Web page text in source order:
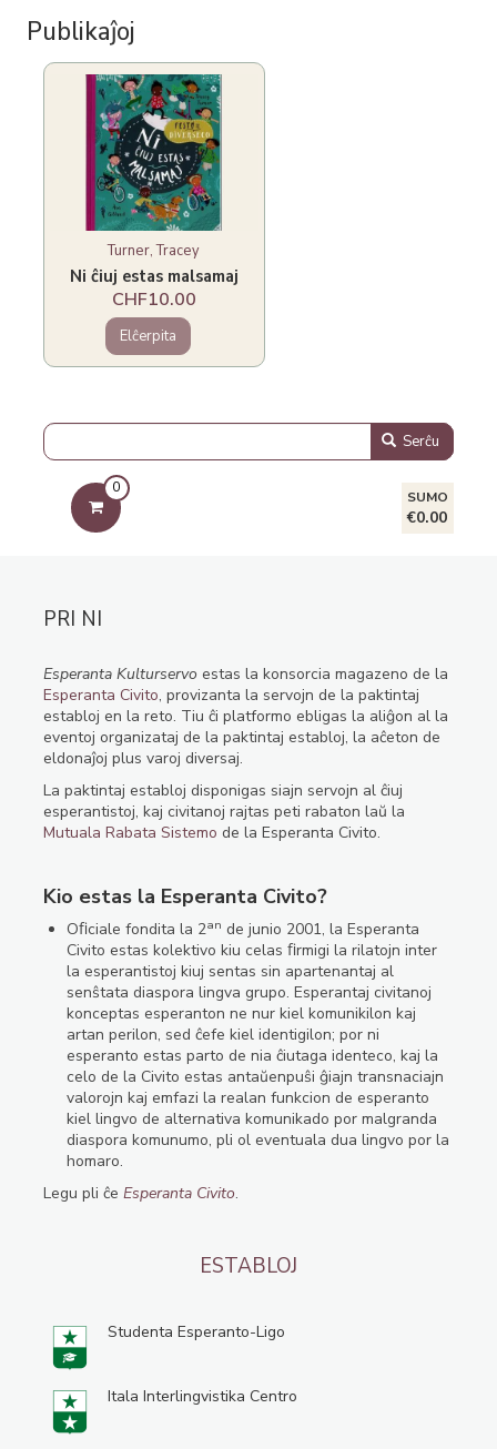
Publikaĵoj
Turner, Tracey
Ni ĉiuj estas malsamaj
CHF10.00
Elĉerpita
Serĉu
0
SUMO
€0.00
PRI NI
Esperanta Kulturservo estas la konsorcia magazeno de la
Esperanta Civito, provizanta la servojn de la paktintaj
establoj en la reto. Tiu ĉi platformo ebligas la aliĝon al la
eventoj organizataj de la paktintaj establoj, la aĉeton de
eldonaĵoj plus varoj diversaj.
La paktintaj establoj disponigas siajn servojn al ĉiuj
esperantistoj, kaj civitanoj rajtas peti rabaton laŭ la
Mutuala Rabata Sistemo de la Esperanta Civito.
Kio estas la Esperanta Civito?
Oﬁciale fondita la 2an de junio 2001, la Esperanta
Civito estas kolektivo kiu celas ﬁrmigi la rilatojn inter
la esperantistoj kiuj sentas sin apartenantaj al
senŝtata diaspora lingva grupo. Esperantaj civitanoj
konceptas esperanton ne nur kiel komunikilon kaj
artan perilon, sed ĉefe kiel identigilon; por ni
esperanto estas parto de nia ĉiutaga identeco, kaj la
celo de la Civito estas antaŭenpuŝi ĝiajn transnaciajn
valorojn kaj emfazi la realan funkcion de esperanto
kiel lingvo de alternativa komunikado por malgranda
diaspora komunumo, pli ol eventuala dua lingvo por la
homaro.
Legu pli ĉe Esperanta Civito.
ESTABLOJ
Studenta Esperanto-Ligo
Itala Interlingvistika Centro